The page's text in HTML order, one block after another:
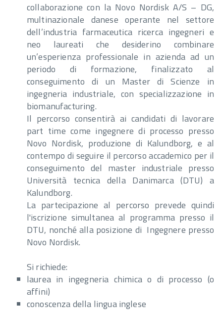
collaborazione con la Novo Nordisk A/S – DG,
multinazionale danese operante nel settore
dell’industria farmaceutica ricerca ingegneri e
neo laureati che desiderino combinare
un’esperienza professionale in azienda ad un
periodo di formazione, finalizzato al
conseguimento di un Master di Scienze in
ingegneria industriale, con specializzazione in
biomanufacturing.
Il percorso consentirà ai candidati di lavorare
part time come ingegnere di processo presso
Novo Nordisk, produzione di Kalundborg, e al
contempo di seguire il percorso accademico per il
conseguimento del master industriale presso
Università tecnica della Danimarca (DTU) a
Kalundborg.
La partecipazione al percorso prevede quindi
l'iscrizione simultanea al programma presso il
DTU, nonché alla posizione di Ingegnere presso
Novo Nordisk.
Si richiede:
laurea in ingegneria chimica o di processo (o
affini)
conoscenza della lingua inglese